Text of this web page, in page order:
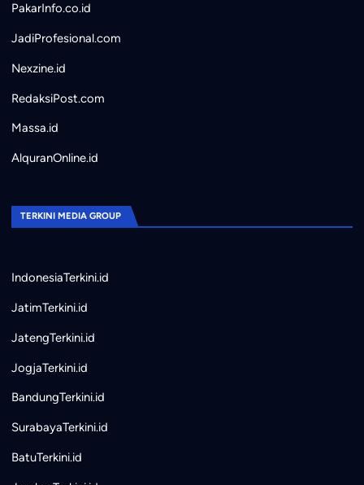
PakarInfo.co.id
JadiProfesional.com
Nexzine.id
RedaksiPost.com
Massa.id
AlquranOnline.id
TERKINI MEDIA GROUP
IndonesiaTerkini.id
JatimTerkini.id
JatengTerkini.id
JogjaTerkini.id
BandungTerkini.id
SurabayaTerkini.id
BatuTerkini.id